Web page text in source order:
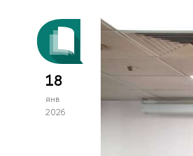
18
янв
2026